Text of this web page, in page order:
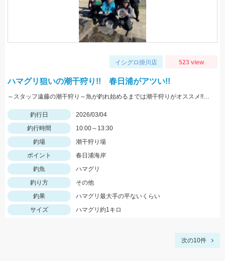
イシグロ掛川店 523 view
ハマグリ狙いの潮干狩り!! 春日浦がアツい!!
～スタッフ遠藤の潮干狩り～魚が釣れ始めるまでは潮干狩りがオススメ!!なんだかんだと1キロほどはとれましたよ♪★気になる方は遠藤までお気軽にお問い合わせください★
釣行日
2026/03/04
釣行時間
10:00～13:30
釣場
潮干狩り場
ポイント
春日浦海岸
釣魚
ハマグリ
釣り方
その他
釣果
ハマグリ最大手の平ないくらい
サイズ
ハマグリ約1キロ
次の10件